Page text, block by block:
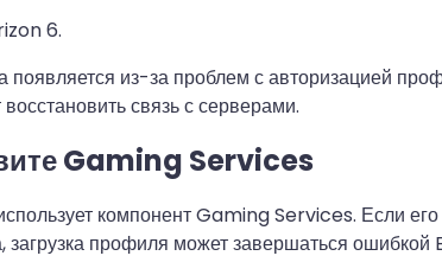
6.
появляется из-за проблем с авторизацией
связь с серверами.
Gaming Services
компонент Gaming Services. Если
загрузка профиля может завершаться ошибкой